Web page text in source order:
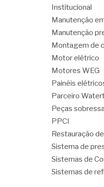
Institucional
Manutenção
Manutenção
Montagem de
Motor elétrico
Motores WEG
Painéis
Parceiro
Peças
PPCI
Restauração
Sistema de
Sistemas de
Sistemas de